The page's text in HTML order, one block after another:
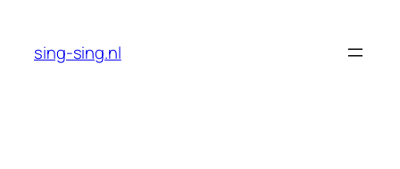
content
sing-sing.nl